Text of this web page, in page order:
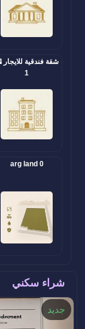
شقة فندقية للايجار
1
arg land 0
شراء سكني
جديد